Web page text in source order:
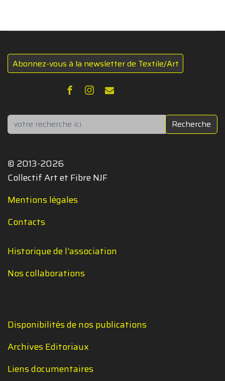
Abonnez-vous à la newsletter de Textile/Art
Rechercher Recherche
© 2013-2026
Collectif Art et Fibre NJF
Mentions légales
Contacts
Historique de l'association
Nos collaborations
Disponibilités de nos publications
Archives Editoriaux
Liens documentaires